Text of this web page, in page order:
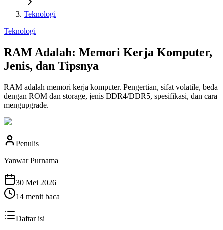
Teknologi
Teknologi
RAM Adalah: Memori Kerja Komputer,
Jenis, dan Tipsnya
RAM adalah memori kerja komputer. Pengertian, sifat volatile, beda
dengan ROM dan storage, jenis DDR4/DDR5, spesifikasi, dan cara
mengupgrade.
Penulis
Yanwar Purnama
30 Mei 2026
14 menit baca
Daftar isi